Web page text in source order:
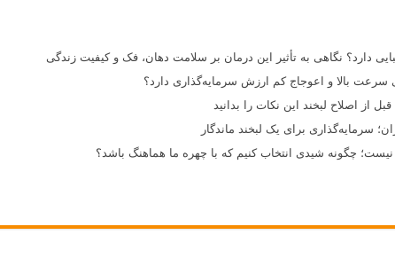
دارد؟ نگاهی به تأثیر این درمان بر سلامت دهان، فک و کیفیت زندگی
سرعت بالا و اعوجاج کم ارزش سرمایه‌گذاری دارد؟
از اصلاح لبخند این نکات را بدانید
سرمایه‌گذاری برای یک لبخند ماندگار
چگونه شیدی انتخاب کنیم که با چهره ما هماهنگ باشد؟